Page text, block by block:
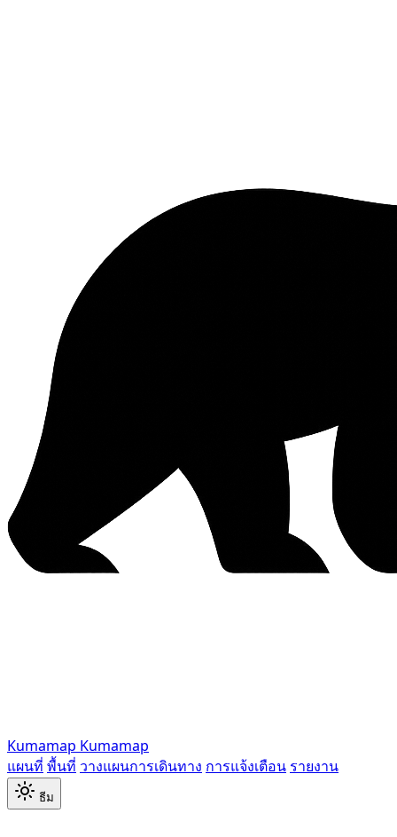
Kumamap Kumamap
แผนที่ พื้นที่ วางแผนการเดินทาง การแจ้งเตือน รายงาน
ธีม